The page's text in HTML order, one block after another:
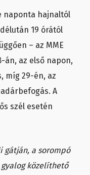
naponta hajnaltól
19 órától
– az MME
án, az első napon,
míg 29-én, az
A
szél esetén
gátján, a sorompó
közelíthető